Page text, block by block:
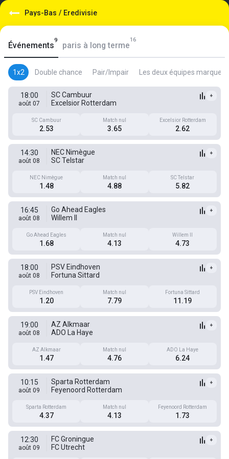
Pays-Bas / Eredivisie
Événements
9
paris à long terme
16
1x2 Double chance Pair/Impair Les deux équipes marquent
18:00
août 07
SC Cambuur
Excelsior Rotterdam
+
SC Cambuur
2.53
Match nul
3.65
Excelsior Rotterdam
2.62
14:30
août 08
NEC Nimègue
SC Telstar
+
NEC Nimègue
1.48
Match nul
4.88
SC Telstar
5.82
16:45
août 08
Go Ahead Eagles
Willem II
+
Go Ahead Eagles
1.68
Match nul
4.13
Willem II
4.73
18:00
août 08
PSV Eindhoven
Fortuna Sittard
+
PSV Eindhoven
1.20
Match nul
7.79
Fortuna Sittard
11.19
19:00
août 08
AZ Alkmaar
ADO La Haye
+
AZ Alkmaar
1.47
Match nul
4.76
ADO La Haye
6.24
10:15
août 09
Sparta Rotterdam
Feyenoord Rotterdam
+
Sparta Rotterdam
4.37
Match nul
4.13
Feyenoord Rotterdam
1.73
12:30
août 09
FC Groningue
FC Utrecht
+